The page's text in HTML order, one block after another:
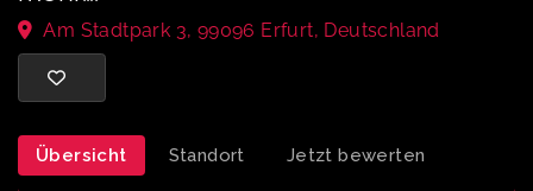
mehr….
Am Stadtpark 3, 99096 Erfurt, Deutschland
Übersicht Standort Jetzt bewerten